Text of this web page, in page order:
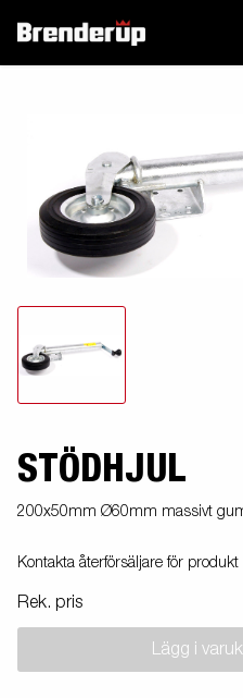
STÖDHJUL
200x50mm Ø60mm massivt
Kontakta återförsäljare för produkt
Rek. pris
Lägg i